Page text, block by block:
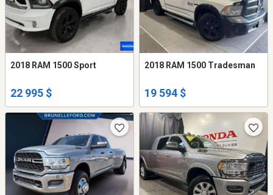
2018 RAM 1500 Sport
22 995 $
2018 RAM 1500 Tradesman
19 594 $